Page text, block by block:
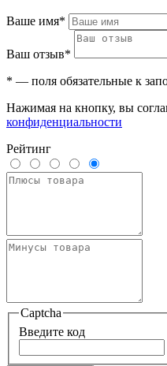
Ваше имя*
Ваш отзыв*
* — поля обязательные к
Нажимая на кнопку, вы
конфиденциальности
Рейтинг
Captcha
Введите код